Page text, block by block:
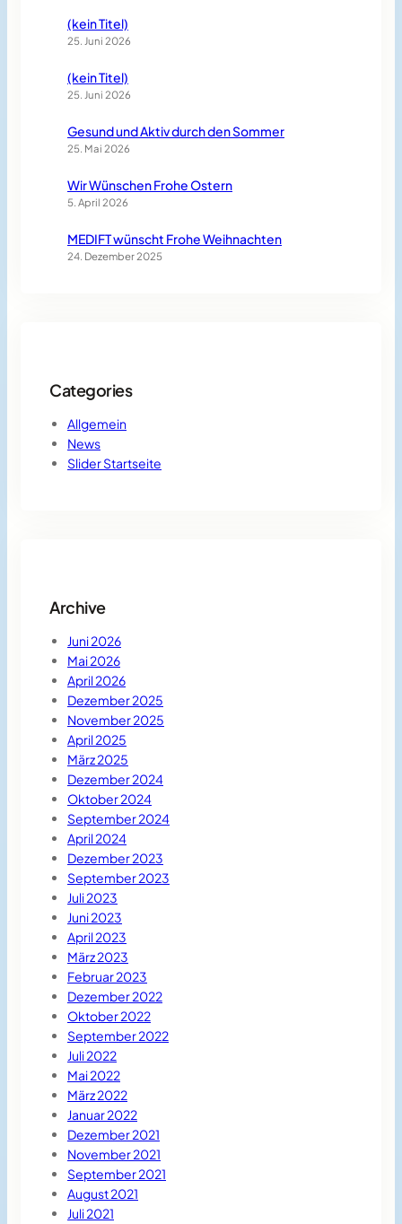
(kein Titel)
25. Juni 2026
(kein Titel)
25. Juni 2026
Gesund und Aktiv durch den Sommer
25. Mai 2026
Wir Wünschen Frohe Ostern
5. April 2026
MEDIFT wünscht Frohe Weihnachten
24. Dezember 2025
Categories
Allgemein
News
Slider Startseite
Archive
Juni 2026
Mai 2026
April 2026
Dezember 2025
November 2025
April 2025
März 2025
Dezember 2024
Oktober 2024
September 2024
April 2024
Dezember 2023
September 2023
Juli 2023
Juni 2023
April 2023
März 2023
Februar 2023
Dezember 2022
Oktober 2022
September 2022
Juli 2022
Mai 2022
März 2022
Januar 2022
Dezember 2021
November 2021
September 2021
August 2021
Juli 2021